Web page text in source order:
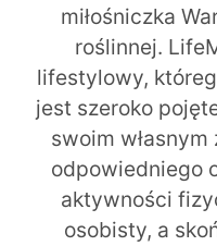
miłośniczka
roślinnej.
lifestylowy,
jest szeroko
swoim
odpowiedniego
aktywności
osobisty, a